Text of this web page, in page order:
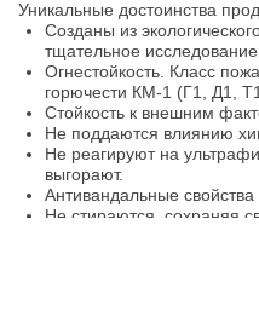
Уникальные достоинства
Созданы из
тщательное исследование.
Огнестойкость. Класс
горючести КМ-1 (Г1, Д1,
Стойкость к внешним
Не поддаются влиянию
Не реагируют на
выгорают.
Антивандальные свойства
Не стираются, сохраняя